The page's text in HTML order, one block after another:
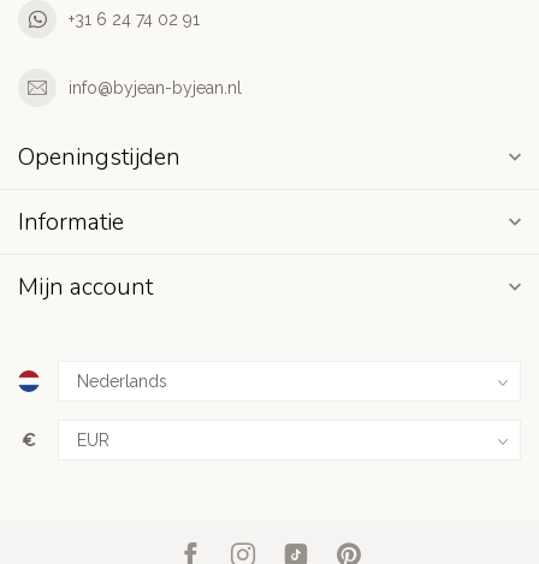
+31 6 24 74 02 91
info@byjean-byjean.nl
Openingstijden
Informatie
Mijn account
€